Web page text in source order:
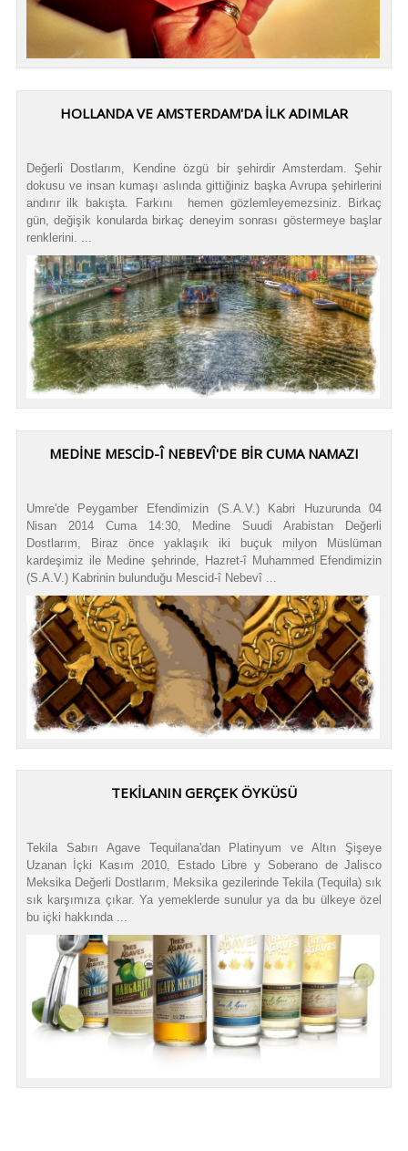
HOLLANDA VE AMSTERDAM'DA İLK ADIMLAR
Değerli Dostlarım, Kendine özgü bir şehirdir Amsterdam. Şehir
dokusu ve insan kumaşı aslında gittiğiniz başka Avrupa şehirlerini
andırır ilk bakışta. Farkını hemen gözlemleyemezsiniz. Birkaç
gün, değişik konularda birkaç deneyim sonrası göstermeye başlar
renklerini. ...
MEDİNE MESCİD-Î NEBEVÎ'DE BİR CUMA NAMAZI
Umre'de Peygamber Efendimizin (S.A.V.) Kabri Huzurunda 04
Nisan 2014 Cuma 14:30, Medine Suudi Arabistan Değerli
Dostlarım, Biraz önce yaklaşık iki buçuk milyon Müslüman
kardeşimiz ile Medine şehrinde, Hazret-î Muhammed Efendimizin
(S.A.V.) Kabrinin bulunduğu Mescid-î Nebevî ...
TEKILANIN GERÇEK ÖYKÜSÜ
Tekila Sabırı Agave Tequilana'dan Platinyum ve Altın Şişeye
Uzanan İçki Kasım 2010, Estado Libre y Soberano de Jalisco
Meksika Değerli Dostlarım, Meksika gezilerinde Tekila (Tequila) sık
sık karşımıza çıkar. Ya yemeklerde sunulur ya da bu ülkeye özel
bu içki hakkında ...